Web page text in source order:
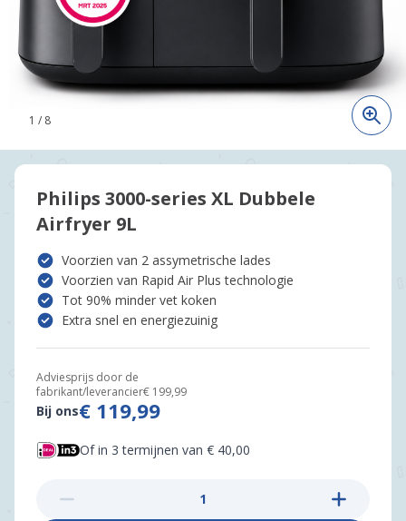
1 / 8
Philips 3000-series XL Dubbele
Airfryer 9L
Voorzien van 2 assymetrische lades
Voorzien van Rapid Air Plus technologie
Tot 90% minder vet koken
Extra snel en energiezuinig
Adviesprijs door de
fabrikant/leverancier€ 199,99
Bij ons€ 119,99
Of in 3 termijnen van € 40,00